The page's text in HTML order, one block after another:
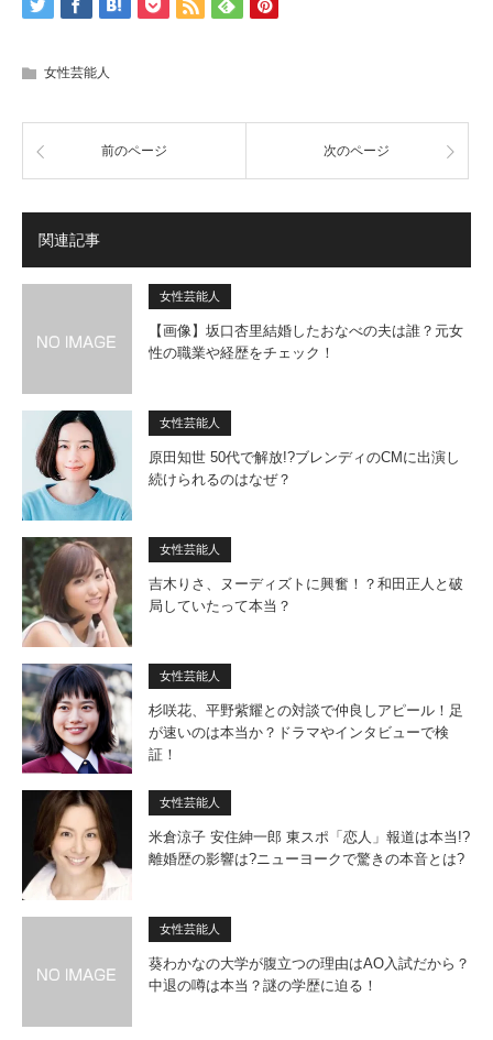
女性芸能人
前のページ 次のページ
関連記事
女性芸能人
【画像】坂口杏里結婚したおなべの夫は誰？元女
性の職業や経歴をチェック！
女性芸能人
原田知世 50代で解放!?ブレンディのCMに出演し
続けられるのはなぜ？
女性芸能人
吉木りさ、ヌーディズトに興奮！？和田正人と破
局していたって本当？
女性芸能人
杉咲花、平野紫耀との対談で仲良しアピール！足
が速いのは本当か？ドラマやインタビューで検
証！
女性芸能人
米倉涼子 安住紳一郎 東スポ「恋人」報道は本当!?
離婚歴の影響は?ニューヨークで驚きの本音とは?
女性芸能人
葵わかなの大学が腹立つの理由はAO入試だから？
中退の噂は本当？謎の学歴に迫る！